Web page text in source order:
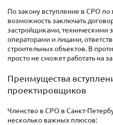
По закону вступление в СРО по
возможность заключать
застройщиками, техническими
операторами и лицами,
строительных объектов. В
просто не сможет работать на
Преимущества
проектировщиков
Членство в СРО в Санкт-
несколько важных плюсов: